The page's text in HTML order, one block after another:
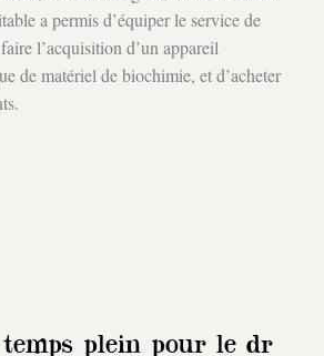
a permis d’équiper le service de
l’acquisition d’un appareil
de matériel de biochimie, et d’acheter
plein pour le dr